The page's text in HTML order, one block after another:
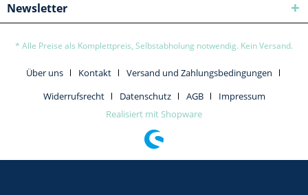
Newsletter
* Alle Preise als Komplettpreis, Selbstabholung notwendig. Kein Versand.
Über uns Kontakt
Versand und Zahlungsbedingungen
Widerrufsrecht
Datenschutz AGB
Impressum
Realisiert mit Shopware